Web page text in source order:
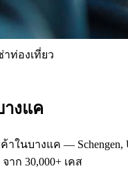
าท่องเที่ยว
างแค
ในบางแค —
าก 30,000+ เคส